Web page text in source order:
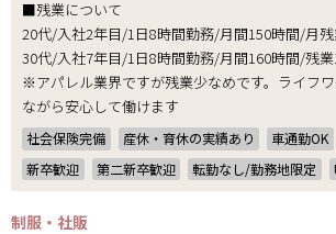
■残業について
20代/入社2年目/1日8時間勤務/月間150時間/月
30代/入社7年目/1日8時間勤務/月間160時間/残
※アパレル業界ですが残業少なめです。ライフ
ながら安心して働けます
社会保険完備 産休・育休の実績あり 車通勤OK
新卒歓迎
第二新卒歓迎 転勤なし/勤務地限定
制服・社販